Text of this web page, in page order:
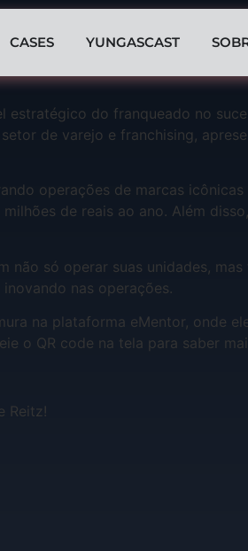
CASES YUNGASCAST
do franqueado no
de varejo e franchising,
operações de marcas
de reais ao ano. Além
só operar suas unidades,
nas operações.
na plataforma eMentor, onde
o QR code na tela para saber
Reitz!